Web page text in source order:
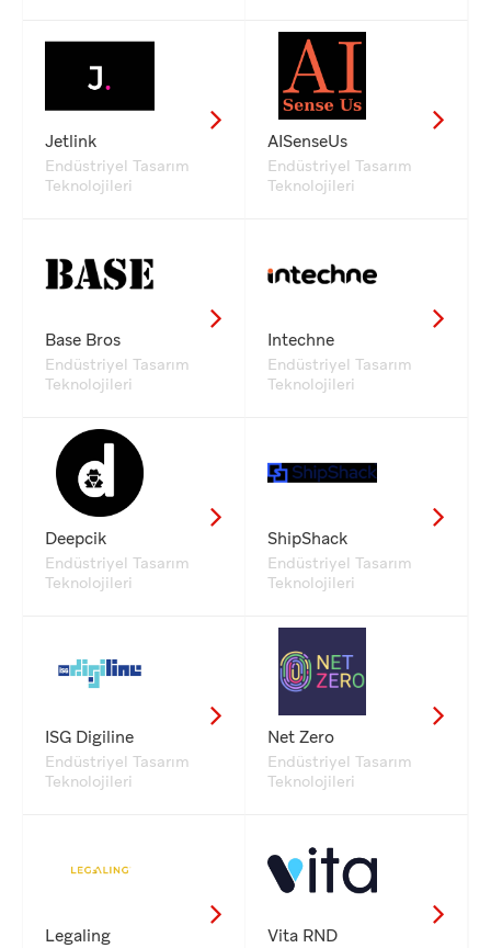
Jetlink
Endüstriyel Tasarım
Teknolojileri
AISenseUs
Endüstriyel Tasarım
Teknolojileri
Base Bros
Endüstriyel Tasarım
Teknolojileri
Intechne
Endüstriyel Tasarım
Teknolojileri
Deepcik
Endüstriyel Tasarım
Teknolojileri
ShipShack
Endüstriyel Tasarım
Teknolojileri
ISG Digiline
Endüstriyel Tasarım
Teknolojileri
Net Zero
Endüstriyel Tasarım
Teknolojileri
Legaling Vita RND